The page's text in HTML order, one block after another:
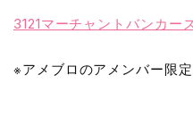
3121マーチャントバンカー
※アメブロのアメンバー限